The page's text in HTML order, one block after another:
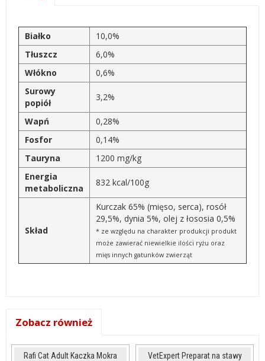
Białko
10,0%
Tłuszcz
6,0%
Włókno
0,6%
Surowy
popiół
3,2%
Wapń
0,28%
Fosfor
0,14%
Tauryna
1200 mg/kg
Energia
metaboliczna
832 kcal/100g
Skład
Kurczak 65% (mięso, serca), rosół
29,5%, dynia 5%, olej z łososia 0,5%
* ze względu na charakter produkcji produkt
może zawierać niewielkie ilości ryżu oraz
mięs innych gatunków zwierząt
Zobacz również
Rafi Cat Adult Kaczka Mokra
VetExpert Preparat na stawy